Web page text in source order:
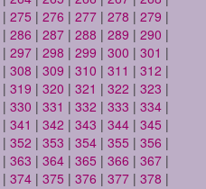
| 275 | 276 | 277 | 278 | 279 |
| 286 | 287 | 288 | 289 | 290 |
| 297 | 298 | 299 | 300 | 301 |
| 308 | 309 | 310 | 311 | 312 |
| 319 | 320 | 321 | 322 | 323 |
| 330 | 331 | 332 | 333 | 334 |
| 341 | 342 | 343 | 344 | 345 |
| 352 | 353 | 354 | 355 | 356 |
| 363 | 364 | 365 | 366 | 367 |
| 374 | 375 | 376 | 377 | 378 |